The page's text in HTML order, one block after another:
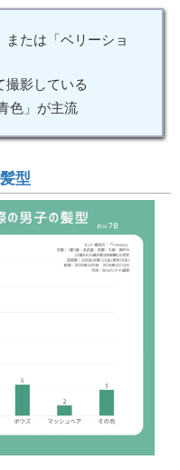
または「ベリーショ
撮影している
色」が主流
型